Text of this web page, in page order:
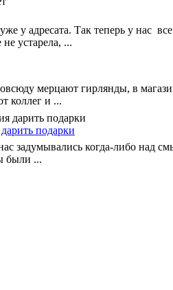
у адресата. Так теперь у нас
устарела, ...
мерцают гирлянды, в
коллег и ...
подарки
задумывались когда-либо над
были ...